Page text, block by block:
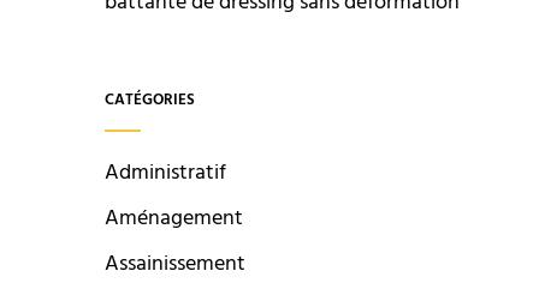
CATÉGORIES
Administratif
Aménagement
Assainissement